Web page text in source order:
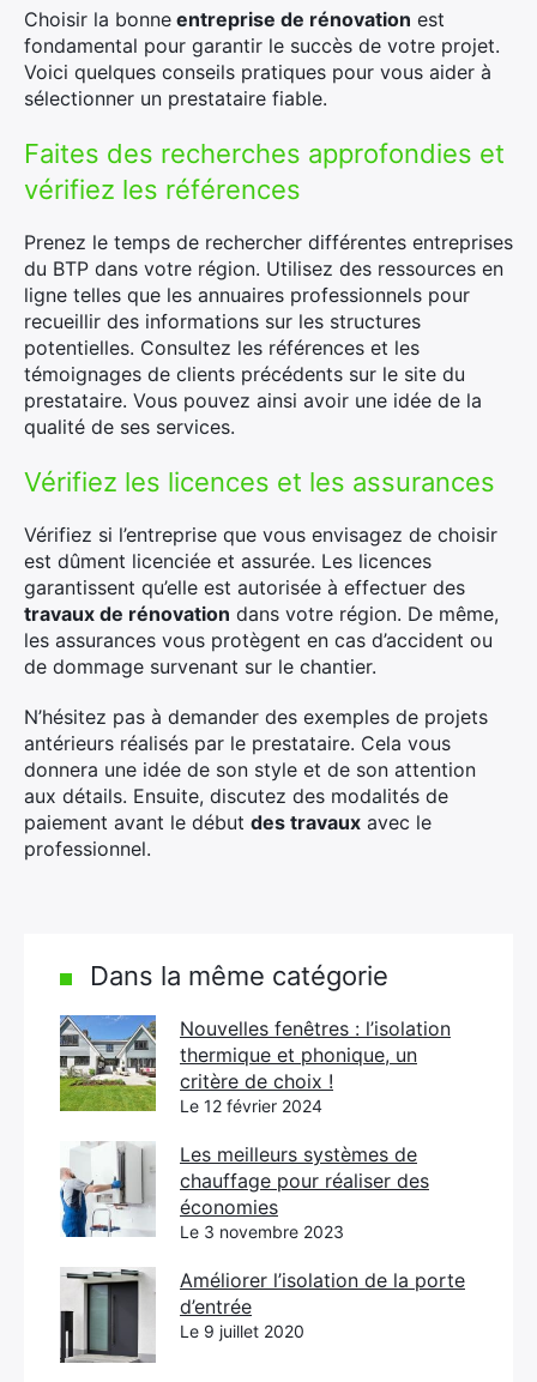
Choisir la bonne entreprise de rénovation est
fondamental pour garantir le succès de votre projet.
Voici quelques conseils pratiques pour vous aider à
sélectionner un prestataire fiable.
Faites des recherches approfondies et
vérifiez les références
Prenez le temps de rechercher différentes entreprises
du BTP dans votre région. Utilisez des ressources en
ligne telles que les annuaires professionnels pour
recueillir des informations sur les structures
potentielles. Consultez les références et les
témoignages de clients précédents sur le site du
prestataire. Vous pouvez ainsi avoir une idée de la
qualité de ses services.
Vérifiez les licences et les assurances
Vérifiez si l’entreprise que vous envisagez de choisir
est dûment licenciée et assurée. Les licences
garantissent qu’elle est autorisée à effectuer des
travaux de rénovation dans votre région. De même,
les assurances vous protègent en cas d’accident ou
de dommage survenant sur le chantier.
N’hésitez pas à demander des exemples de projets
antérieurs réalisés par le prestataire. Cela vous
donnera une idée de son style et de son attention
aux détails. Ensuite, discutez des modalités de
paiement avant le début des travaux avec le
professionnel.
Dans la même catégorie
Nouvelles fenêtres : l’isolation
thermique et phonique, un
critère de choix !
Le 12 février 2024
Les meilleurs systèmes de
chauffage pour réaliser des
économies
Le 3 novembre 2023
Améliorer l’isolation de la porte
d’entrée
Le 9 juillet 2020